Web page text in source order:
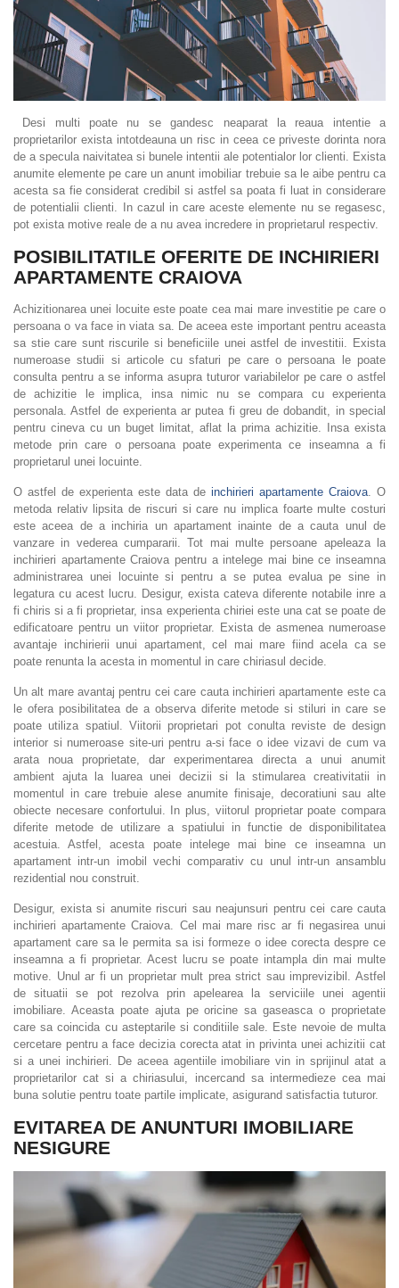
Desi multi poate nu se gandesc neaparat la reaua intentie a
proprietarilor exista intotdeauna un risc in ceea ce priveste dorinta nora
de a specula naivitatea si bunele intentii ale potentialor lor clienti. Exista
anumite elemente pe care un anunt imobiliar trebuie sa le aibe pentru ca
acesta sa fie considerat credibil si astfel sa poata fi luat in considerare
de potentialii clienti. In cazul in care aceste elemente nu se regasesc,
pot exista motive reale de a nu avea incredere in proprietarul respectiv.
POSIBILITATILE OFERITE DE INCHIRIERI
APARTAMENTE CRAIOVA
Achizitionarea unei locuite este poate cea mai mare investitie pe care o
persoana o va face in viata sa. De aceea este important pentru aceasta
sa stie care sunt riscurile si beneficiile unei astfel de investitii. Exista
numeroase studii si articole cu sfaturi pe care o persoana le poate
consulta pentru a se informa asupra tuturor variabilelor pe care o astfel
de achizitie le implica, insa nimic nu se compara cu experienta
personala. Astfel de experienta ar putea fi greu de dobandit, in special
pentru cineva cu un buget limitat, aflat la prima achizitie. Insa exista
metode prin care o persoana poate experimenta ce inseamna a fi
proprietarul unei locuinte.
O astfel de experienta este data de inchirieri apartamente Craiova . O
metoda relativ lipsita de riscuri si care nu implica foarte multe costuri
este aceea de a inchiria un apartament inainte de a cauta unul de
vanzare in vederea cumpararii. Tot mai multe persoane apeleaza la
inchirieri apartamente Craiova pentru a intelege mai bine ce inseamna
administrarea unei locuinte si pentru a se putea evalua pe sine in
legatura cu acest lucru. Desigur, exista cateva diferente notabile inre a
fi chiris si a fi proprietar, insa experienta chiriei este una cat se poate de
edificatoare pentru un viitor proprietar. Exista de asmenea numeroase
avantaje inchirierii unui apartament, cel mai mare fiind acela ca se
poate renunta la acesta in momentul in care chiriasul decide.
Un alt mare avantaj pentru cei care cauta inchirieri apartamente este ca
le ofera posibilitatea de a observa diferite metode si stiluri in care se
poate utiliza spatiul. Viitorii proprietari pot conulta reviste de design
interior si numeroase site-uri pentru a-si face o idee vizavi de cum va
arata noua proprietate, dar experimentarea directa a unui anumit
ambient ajuta la luarea unei decizii si la stimularea creativitatii in
momentul in care trebuie alese anumite finisaje, decoratiuni sau alte
obiecte necesare confortului. In plus, viitorul proprietar poate compara
diferite metode de utilizare a spatiului in functie de disponibilitatea
acestuia. Astfel, acesta poate intelege mai bine ce inseamna un
apartament intr-un imobil vechi comparativ cu unul intr-un ansamblu
rezidential nou construit.
Desigur, exista si anumite riscuri sau neajunsuri pentru cei care cauta
inchirieri apartamente Craiova. Cel mai mare risc ar fi negasirea unui
apartament care sa le permita sa isi formeze o idee corecta despre ce
inseamna a fi proprietar. Acest lucru se poate intampla din mai multe
motive. Unul ar fi un proprietar mult prea strict sau imprevizibil. Astfel
de situatii se pot rezolva prin apelearea la serviciile unei agentii
imobiliare. Aceasta poate ajuta pe oricine sa gaseasca o proprietate
care sa coincida cu asteptarile si conditiile sale. Este nevoie de multa
cercetare pentru a face decizia corecta atat in privinta unei achizitii cat
si a unei inchirieri. De aceea agentiile imobiliare vin in sprijinul atat a
proprietarilor cat si a chiriasului, incercand sa intermedieze cea mai
buna solutie pentru toate partile implicate, asigurand satisfactia tuturor.
EVITAREA DE ANUNTURI IMOBILIARE
NESIGURE